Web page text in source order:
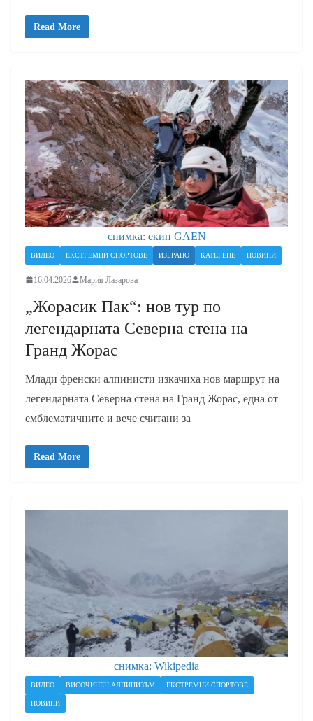
Read More
снимка: екип GAEN
ВИДЕО ЕКСТРЕМНИ СПОРТОВЕ ИЗБРАНО КАТЕРЕНЕ НОВИНИ
16.04.2026 Мария Лазарова
„Жорасик Пак“: нов тур по
легендарната Северна стена на
Гранд Жорас
Млади френски алпинисти изкачиха нов маршрут на
легендарната Северна стена на Гранд Жорас, една от
емблематичните и вече считани за
Read More
снимка: Wikipedia
ВИДЕО ВИСОЧИНЕН АЛПИНИЗЪМ ЕКСТРЕМНИ СПОРТОВЕ
НОВИНИ